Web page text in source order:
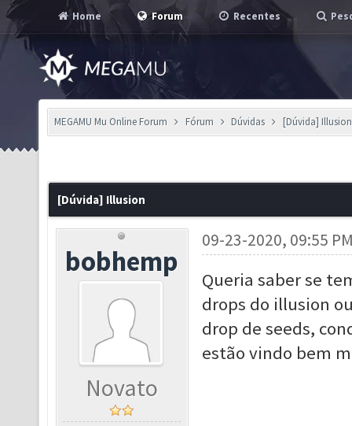
Home Forum Recentes
MEGAMU Mu Online Forum Fórum Dúvidas [Dúvida] Illusion
[Dúvida] Illusion
bobhemp
Novato
09-23-2020, 09:55
Queria saber se
drops do illusion
drop de seeds,
estão vindo bem